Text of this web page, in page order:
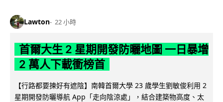
Lawton 22 小時
首爾大生 2 星期開發防曬地圖 一日暴增
2 萬人下載衝榜首
【行路都要揀好有遮陰】南韓首爾大學 23 歲學生劉敏俊利用 2
星期開發防曬導航 App「走向陰涼處」，結合建築物高度、太